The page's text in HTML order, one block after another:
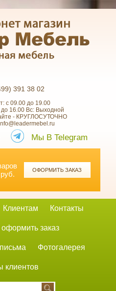
391 38 02
с 09.00 до 19.00
16.00 Вс: Выходной
- КРУГЛОСУТОЧНО
Мы В Telegram
руб. ОФОРМИТЬ ЗАКАЗ
Клиентам Контакты
оформить заказ
Фотогалерея
клиентов